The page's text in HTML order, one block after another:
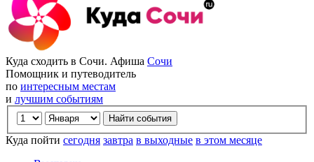
Куда сходить в Сочи. Афиша Сочи
Помощник и путеводитель
по интересным местам
и лучшим событиям
Куда пойти сегодня завтра в выходные в этом месяце